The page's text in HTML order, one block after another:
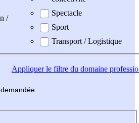
/
Spectacle
Sport
Transport / Logistique
Appliquerle filtre du domaine
demandée